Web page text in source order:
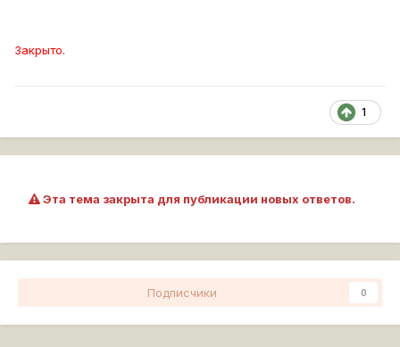
Закрыто.
1
Эта тема закрыта для публикации новых ответов.
Подписчики 0